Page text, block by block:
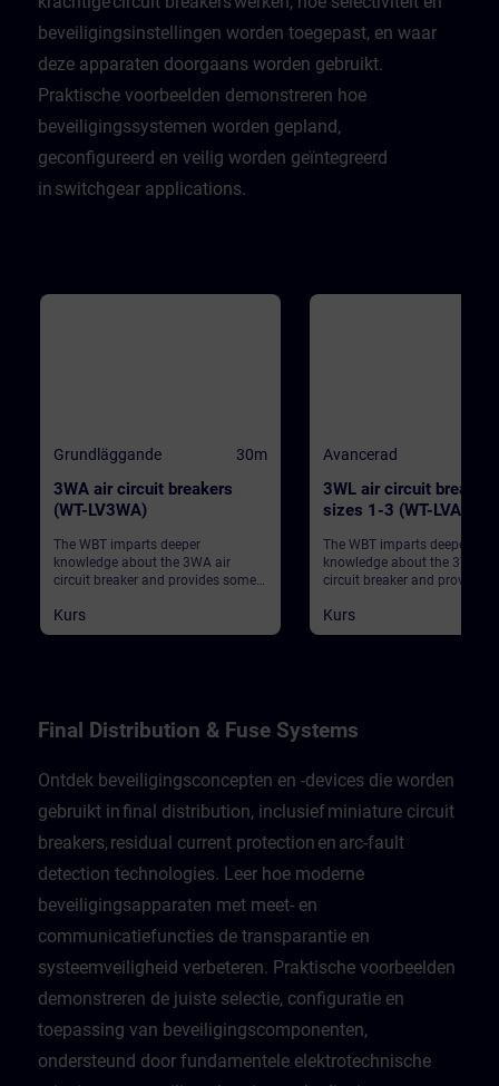
beveiligingsinstellingen worden toegepast, en waar
deze apparaten doorgaans worden gebruikt.
Praktische voorbeelden demonstreren hoe
beveiligingssystemen worden gepland,
geconfigureerd en veilig worden geïntegreerd
in switchgear applications.
Grundläggande 30m
3WA air circuit breakers
(WT-LV3WA)
The WBT imparts deeper
knowledge about the 3WA air
circuit breaker and provides some
Kurs
Avancerad
3WL air circuit breakers
sizes 1-3 (WT-LVA3WL)
The WBT imparts deeper
knowledge about the 3WL air
circuit breaker and provides
Kurs
Final Distribution & Fuse Systems
Ontdek beveiligingsconcepten en -devices die worden
gebruikt in final distribution, inclusief miniature circuit
breakers, residual current protection en arc-fault
detection technologies. Leer hoe moderne
beveiligingsapparaten met meet- en
communicatiefuncties de transparantie en
systeemveiligheid verbeteren. Praktische voorbeelden
demonstreren de juiste selectie, configuratie en
toepassing van beveiligingscomponenten,
ondersteund door fundamentele elektrotechnische